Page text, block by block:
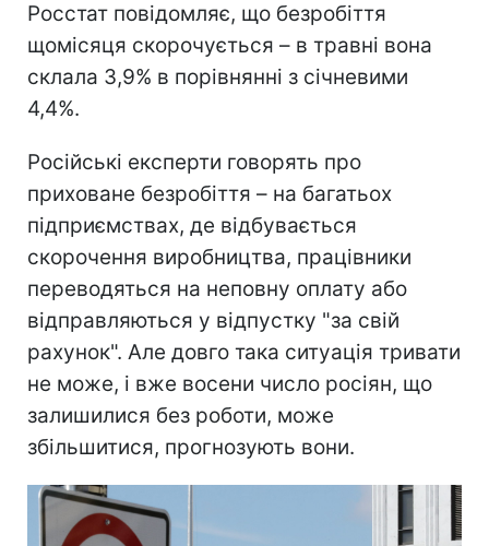
Росстат повідомляє, що безробіття
щомісяця скорочується – в травні вона
склала 3,9% в порівнянні з січневими
4,4%.
Російські експерти говорять про
приховане безробіття – на багатьох
підприємствах, де відбувається
скорочення виробництва, працівники
переводяться на неповну оплату або
відправляються у відпустку "за свій
рахунок". Але довго така ситуація тривати
не може, і вже восени число росіян, що
залишилися без роботи, може
збільшитися, прогнозують вони.